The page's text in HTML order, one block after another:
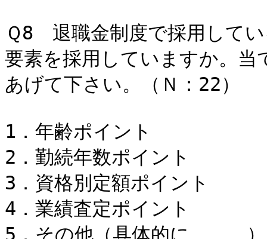
Ｑ8 退職金制度で採用して
要素を採用していますか。当
あげて下さい。（Ｎ：22）
1．年齢ポイント
2．勤続年数ポイン
3．資格別定額ポイン
4．業績査定ポイン
5．その他（具体的に